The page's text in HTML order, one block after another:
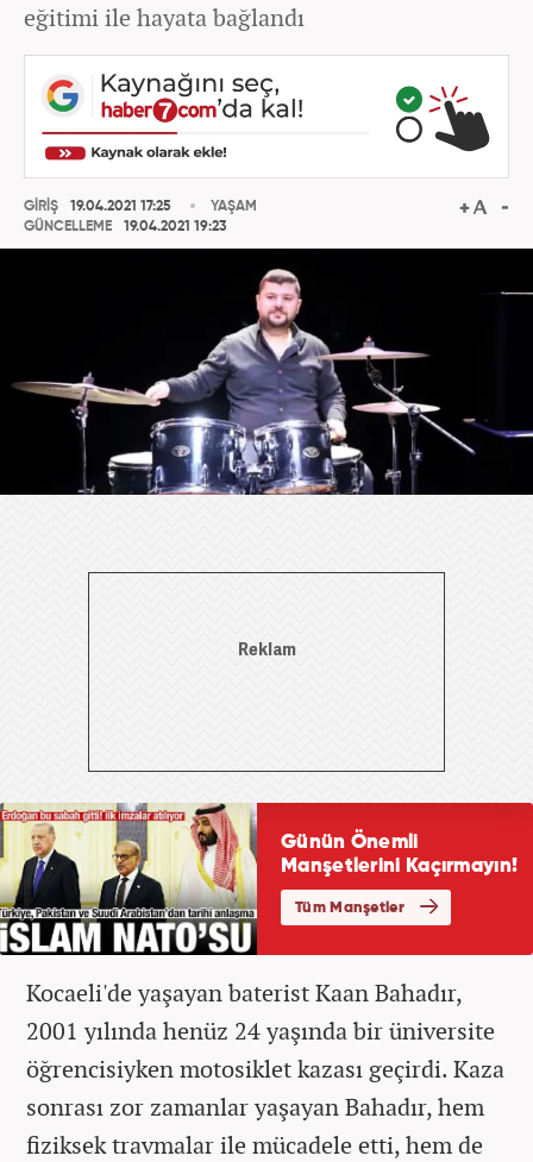
eğitimi ile hayata bağlandı
GİRİŞ
19.04.2021 17:25
GÜNCELLEME
19.04.2021 19:23
YAŞAM
Kocaeli'de yaşayan baterist Kaan Bahadır,
2001 yılında henüz 24 yaşında bir üniversite
öğrencisiyken motosiklet kazası geçirdi. Kaza
sonrası zor zamanlar yaşayan Bahadır, hem
fiziksek travmalar ile mücadele etti, hem de